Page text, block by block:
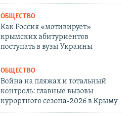
ОБЩЕСТВО
Как Россия «мотивирует»
крымских абитуриентов
поступать в вузы Украины
ОБЩЕСТВО
Война на пляжах и тотальный
контроль: главные вызовы
курортного сезона-2026 в Крыму